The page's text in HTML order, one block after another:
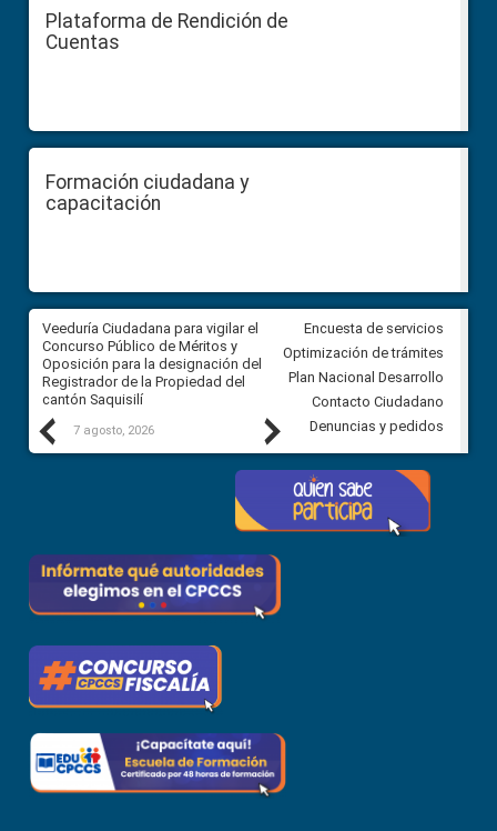
Plataforma de Rendición de
Cuentas
Formación ciudadana y
capacitación
Previous
Veeduría Ciudadana para vigilar el
Concurso Público de Méritos y
Oposición para la designación del
Registrador de la Propiedad del
cantón Saquisilí
7 agosto, 2026
Veeduría Ciudadana para
construcción del asfaltado de
Ballenita del cantón Santa
7 agosto, 2026
Next
Encuesta de servicios
Optimización de trámites
Plan Nacional Desarrollo
Contacto Ciudadano
Denuncias y pedidos